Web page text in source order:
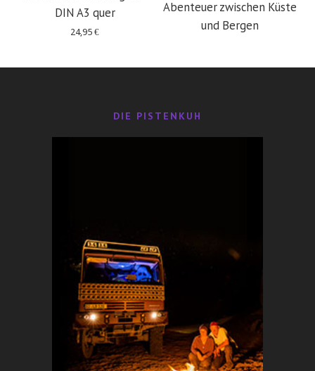
DIN A3 quer
24,95€
Abenteuer zwischen Küste
und Bergen
DIE PISTENKUH